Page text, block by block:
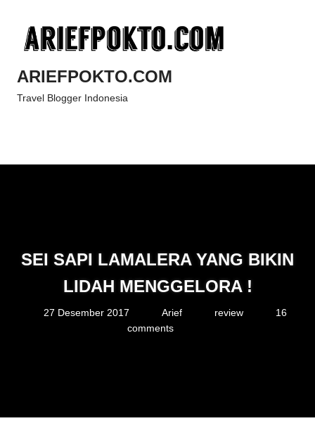
content
ARIEFPOKTO.COM
Travel Blogger Indonesia
SEI SAPI LAMALERA YANG BIKIN
LIDAH MENGGELORA !
27 Desember 2017 Arief review
16
comments